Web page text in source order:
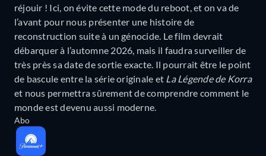
réjouir ! Ici, on évite cette mode du reboot, et on va de
l’avant pour nous présenter une histoire de
reconstruction suite à un génocide. Le film devrait
débarquer à l’automne 2026, mais il faudra surveiller de
très près sa date de sortie exacte. Il pourrait être le point
de bascule entre la série originale et La Légende de Korra
et nous permettra sûrement de comprendre comment le
monde est devenu aussi moderne.
Abo